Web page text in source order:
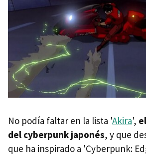
No podía faltar en la lista 'Akira',
del cyberpunk japonés, y que
que ha inspirado a 'Cyberpunk: